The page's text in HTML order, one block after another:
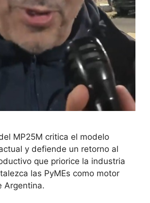
MP25M critica el modelo
y defiende un retorno al
que priorice la industria
las PyMEs como motor
Argentina.